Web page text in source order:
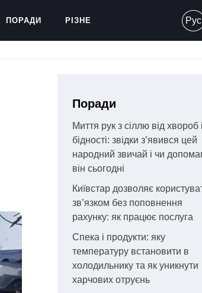
ПОРАДИ РІЗНЕ Рус
Поради
Миття рук з сіллю від хвороб і
бідності: звідки з’явився цей
народний звичай і чи
він сьогодні
Київстар дозволяє
зв’язком без поповнення
рахунку: як працює послуга
Спека і продукти: яку
температуру встановити в
холодильнику та як уникнути
харчових отруєнь